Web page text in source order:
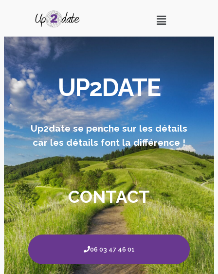
UP2DATE
Up2date se penche sur les détails
car les détails font la différence !
CONTACT
06 03 47 46 01